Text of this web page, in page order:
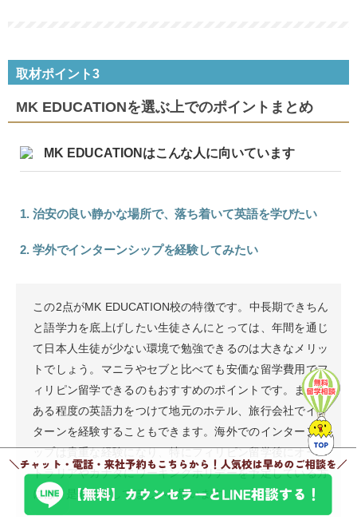
取材ポイント3
MK EDUCATIONを選ぶ上でのポイントまとめ
MK EDUCATIONはこんな人に向いています
1. 治安の良い静かな場所で、落ち着いて英語を学びたい
2. 学外でインターンシップを経験してみたい
この2点がMK EDUCATION校の特徴です。中長期できちん
と語学力を底上げしたい生徒さんにとっては、年間を通じ
て日本人生徒が少ない環境で勉強できるのは大きなメリッ
トでしょう。マニラやセブと比べても安価な留学費用でフ
ィリピン留学できるのもおすすめのポイントです。また、
ある程度の英語力をつけて地元のホテル、旅行会社でイン
ターンを経験することもできます。海外でのインターンシ
ップは貴重な経験になり、特にフィリピン留学後にオース
トラリアやカナダにワーキングホリデーを予定している方
には、是非参加してほしいと思います。